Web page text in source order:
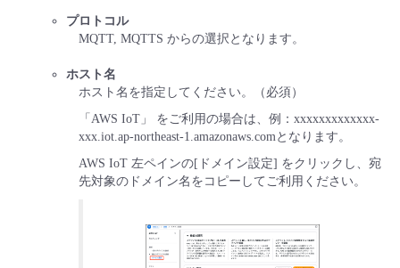
プロトコル
MQTT, MQTTS からの選択となります。
ホスト名
ホスト名を指定してください。（必須）
「AWS IoT」 をご利用の場合は、例：xxxxxxxxxxxxx-
xxx.iot.ap-northeast-1.amazonaws.comとなります。
AWS IoT 左ペインの[ドメイン設定] をクリックし、宛
先対象のドメイン名をコピーしてご利用ください。